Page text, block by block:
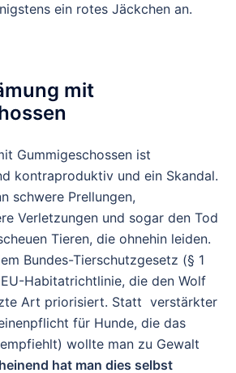
ein rotes Jäckchen an.
mit
Gummigeschossen ist
kontraproduktiv und ein Skandal.
schwere Prellungen,
Verletzungen und sogar den Tod
Tieren, die ohnehin leiden.
Bundes-Tierschutzgesetz (§ 1
Habitatrichtlinie, die den Wolf
Art priorisiert. Statt verstärkter
für Hunde, die das
wollte man zu Gewalt
hat man dies selbst